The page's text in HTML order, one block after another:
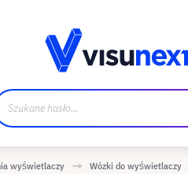
wyświetlaczy Wózki do wyświetlaczy